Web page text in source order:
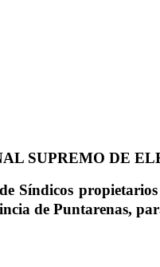
SUPREMO DE
Síndicos
de Puntarenas,